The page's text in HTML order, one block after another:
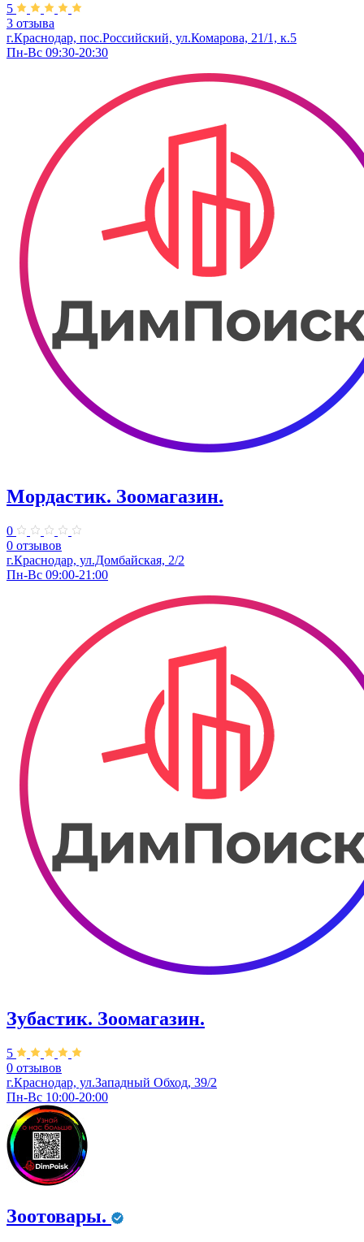
5
3 отзыва
г.Краснодар, пос.Российский, ул.Комарова, 21/1, к.5
Пн-Вс 09:30-20:30
Мордастик. Зоомагазин.
0
0 отзывов
г.Краснодар, ул.Домбайская, 2/2
Пн-Вс 09:00-21:00
Зубастик. Зоомагазин.
5
0 отзывов
г.Краснодар, ул.Западный Обход, 39/2
Пн-Вс 10:00-20:00
Зоотовары.